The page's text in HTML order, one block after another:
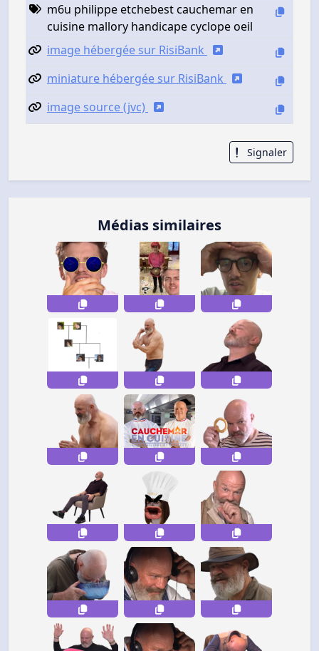
m6u philippe etchebest cauchemar en
cuisine mallory handicape cyclope oeil
image hébergée sur RisiBank
miniature hébergée sur RisiBank
image source (jvc)
Signaler
Médias similaires